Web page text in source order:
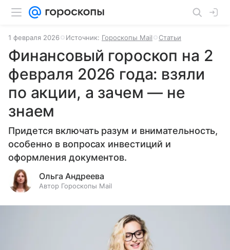
1 февраля 2026 Источник: Гороскопы Mail Статьи
Финансовый гороскоп на 2
февраля 2026 года: взяли
по акции, а зачем — не
знаем
Придется включать разум и внимательность,
особенно в вопросах инвестиций и
оформления документов.
Ольга Андреева
Автор Гороскопы Mail